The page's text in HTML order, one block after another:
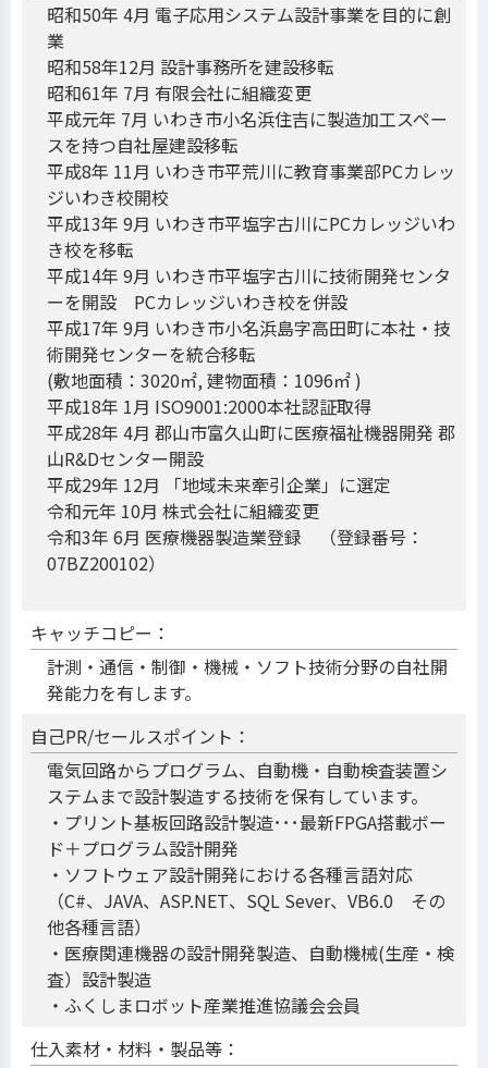
昭和50年 4月 電子応用システム設計事業を目的に創
業
昭和58年12月 設計事務所を建設移転
昭和61年 7月 有限会社に組織変更
平成元年 7月 いわき市小名浜住吉に製造加工スペー
スを持つ自社屋建設移転
平成8年 11月 いわき市平荒川に教育事業部PCカレッ
ジいわき校開校
平成13年 9月 いわき市平塩字古川にPCカレッジいわ
き校を移転
平成14年 9月 いわき市平塩字古川に技術開発センタ
ーを開設 PCカレッジいわき校を併設
平成17年 9月 いわき市小名浜島字高田町に本社・技
術開発センターを統合移転
(敷地面積：3020㎡, 建物面積：1096㎡ )
平成18年 1月 ISO9001:2000本社認証取得
平成28年 4月 郡山市富久山町に医療福祉機器開発 郡
山R&Dセンター開設
平成29年 12月 「地域未来牽引企業」に選定
令和元年 10月 株式会社に組織変更
令和3年 6月 医療機器製造業登録 （登録番号：
07BZ200102）
キャッチコピー：
計測・通信・制御・機械・ソフト技術分野の自社開
発能力を有します。
自己PR/セールスポイント：
電気回路からプログラム、自動機・自動検査装置シ
ステムまで設計製造する技術を保有しています。
・プリント基板回路設計製造･･･最新FPGA搭載ボー
ド＋プログラム設計開発
・ソフトウェア設計開発における各種言語対応
（C#、JAVA、ASP.NET、SQL Sever、VB6.0 その
他各種言語）
・医療関連機器の設計開発製造、自動機械(生産・検
査）設計製造
・ふくしまロボット産業推進協議会会員
仕入素材・材料・製品等：